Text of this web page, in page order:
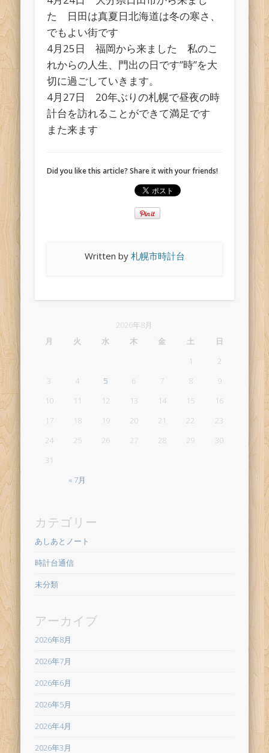
た 日田は真夏日北海道は冬の寒さ、
でもよい街です
4月25日 福岡から来ました 私のこ
れからの人生、門出の日です”時”を大
切に過ごしていきます。
4月27日 20年ぶりの札幌で昼夜の時
計台を訪れることができて満足です
また来ます
Did you like this article? Share it with your friends!
Written by 札幌市時計台
2026年8月
月
火 水 木 金 土 日
« 7月
1
2
3
4 5 6 7 8
9
10
11 12 13 14 15
16
17
18 19 20 21 22
23
24
25 26 27 28 29
30
31
カテゴリー
あしあとノート
時計台通信
未分類
アーカイブ
2026年8月
2026年7月
2026年6月
2026年5月
2026年4月
2026年3月